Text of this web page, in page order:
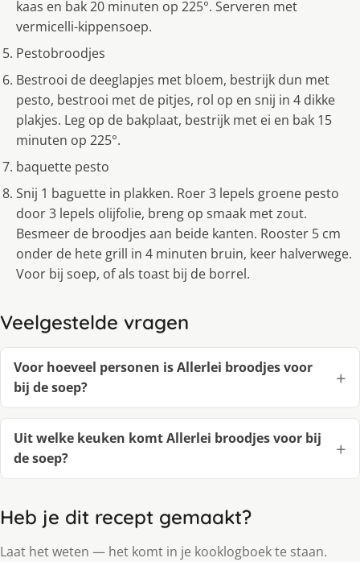
kaas en bak 20 minuten op 225°. Serveren met
vermicelli-kippensoep.
Pestobroodjes
Bestrooi de deeglapjes met bloem, bestrijk dun met
pesto, bestrooi met de pitjes, rol op en snij in 4 dikke
plakjes. Leg op de bakplaat, bestrijk met ei en bak 15
minuten op 225°.
baquette pesto
Snij 1 baguette in plakken. Roer 3 lepels groene pesto
door 3 lepels olijfolie, breng op smaak met zout.
Besmeer de broodjes aan beide kanten. Rooster 5 cm
onder de hete grill in 4 minuten bruin, keer halverwege.
Voor bij soep, of als toast bij de borrel.
Veelgestelde vragen
Voor hoeveel personen is Allerlei broodjes voor
bij de soep?
Uit welke keuken komt Allerlei broodjes voor bij
de soep?
Heb je dit recept gemaakt?
Laat het weten — het komt in je kooklogboek te staan.